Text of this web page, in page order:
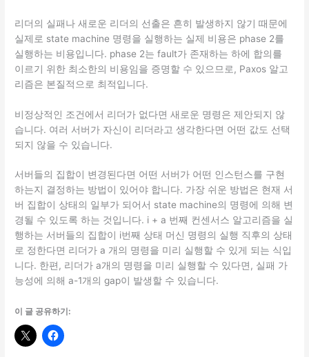
리더의 실패나 새로운 리더의 선출은 흔히 발생하지 않기 때문에
실제로 state machine 명령을 실행하는 실제 비용은 phase 2를
실행하는 비용입니다. phase 2는 fault가 존재하는 하에 합의를
이르기 위한 최소한의 비용임을 증명할 수 있으므로, Paxos 알고
리즘은 본질적으로 최적입니다.
비정상적인 조건에서 리더가 없다면 새로운 명령은 제안되지 않
습니다. 여러 서버가 자신이 리더라고 생각한다면 어떤 값도 선택
되지 않을 수 있습니다.
서버들의 집합이 변경된다면 어떤 서버가 어떤 인스턴스를 구현
하는지 결정하는 방법이 있어야 합니다. 가장 쉬운 방법은 현재 서
버 집합이 상태의 일부가 되어서 state machine의 명령에 의해 변
경될 수 있도록 하는 것입니다. i + a 번째 컨센서스 알고리즘을 실
행하는 서버들의 집합이 i번째 상태 머신 명령의 실행 직후의 상태
로 정한다면 리더가 a 개의 명령을 미리 실행할 수 있게 되는 식입
니다. 한편, 리더가 a개의 명령을 미리 실행할 수 있다면, 실패 가
능성에 의해 a-1개의 gap이 발생할 수 있습니다.
이 글 공유하기: